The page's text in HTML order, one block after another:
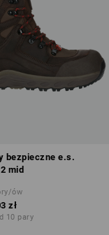
bezpieczne e.s.
mid
ów
zł
10 pary